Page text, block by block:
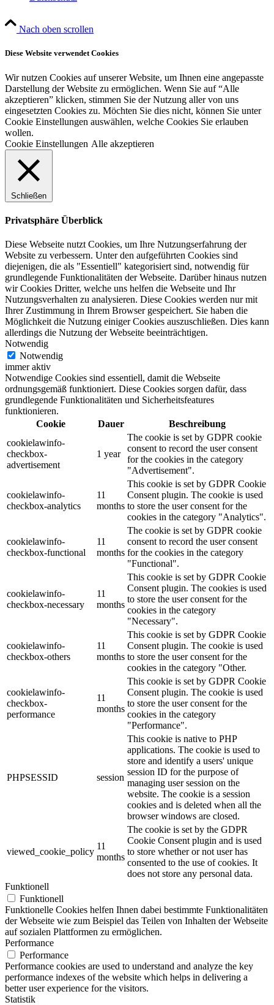
Nach oben scrollen
Diese Website verwendet Cookies
Wir nutzen Cookies auf unserer Website, um Ihnen eine angepasste
Darstellung der Website zu ermöglichen. Wenn Sie auf “Alle
akzeptieren” klicken, stimmen Sie der Nutzung aller von uns
eingesetzten Cookies zu. Möchten Sie dies nicht, können Sie unter
Cookie Einstellungen auswählen, welche Cookies Sie erlauben
wollen.
Cookie Einstellungen Alle akzeptieren
Schließen
Privatsphäre Überblick
Diese Webseite nutzt Cookies, um Ihre Nutzungserfahrung der
Website zu verbessern. Unter den aufgeführten Cookies sind
diejenigen, die als "Essentiell" kategorisiert sind, notwendig für
grundlegende Funktionalitäten der Webseite. Darüber hinaus nutzen
wir Cookies Dritter, welche uns helfen die Webseite und Ihr
Nutzungsverhalten zu analysieren. Diese Cookies werden nur mit
Ihrer Zustimmung in Ihrem Browser gespeichert. Sie haben die
Möglichkeit die Nutzung einiger Cookies auszuschließen. Dies kann
allerdings die Nutzung der Webseite beeinträchtigen.
Notwendig
Notwendig
immer aktiv
Notwendige Cookies sind essentiell, damit die Webseite
ordnungsgemäß funktioniert. Diese Cookies sorgen dafür, dass
grundlegende Funktionalitäten und Sicherheitsfeatures
funktionieren.
Cookie
Dauer
Beschreibung
cookielawinfo-
checkbox-
advertisement
1 year
The cookie is set by GDPR cookie
consent to record the user consent
for the cookies in the category
"Advertisement".
cookielawinfo-
checkbox-analytics
11
months
This cookie is set by GDPR Cookie
Consent plugin. The cookie is used
to store the user consent for the
cookies in the category "Analytics".
cookielawinfo-
checkbox-functional
11
months
The cookie is set by GDPR cookie
consent to record the user consent
for the cookies in the category
"Functional".
cookielawinfo-
checkbox-necessary
11
months
This cookie is set by GDPR Cookie
Consent plugin. The cookies is used
to store the user consent for the
cookies in the category
"Necessary".
cookielawinfo-
checkbox-others
11
months
This cookie is set by GDPR Cookie
Consent plugin. The cookie is used
to store the user consent for the
cookies in the category "Other.
cookielawinfo-
checkbox-
performance
11
months
This cookie is set by GDPR Cookie
Consent plugin. The cookie is used
to store the user consent for the
cookies in the category
"Performance".
PHPSESSID session
This cookie is native to PHP
applications. The cookie is used to
store and identify a users' unique
session ID for the purpose of
managing user session on the
website. The cookie is a session
cookies and is deleted when all the
browser windows are closed.
viewed_cookie_policy
11
months
The cookie is set by the GDPR
Cookie Consent plugin and is used
to store whether or not user has
consented to the use of cookies. It
does not store any personal data.
Funktionell
Funktionell
Funktionelle Cookies helfen Ihnen dabei bestimmte Funktionalitäten
der Webseite wie zum Beispiel das Teilen von Inhalten der Webseite
auf sozialen Plattformen zu ermöglichen.
Performance
Performance
Performance cookies are used to understand and analyze the key
performance indexes of the website which helps in delivering a
better user experience for the visitors.
Statistik